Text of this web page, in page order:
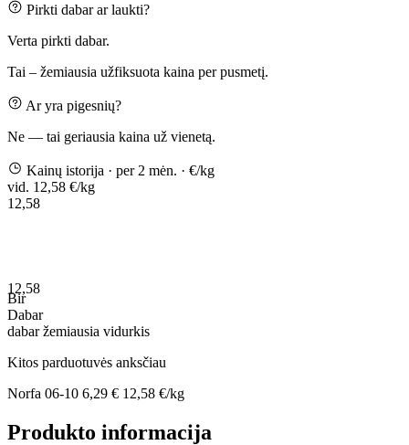
Pirkti dabar ar laukti?
Verta pirkti dabar.
Tai – žemiausia užfiksuota kaina per pusmetį.
Ar yra pigesnių?
Ne — tai geriausia kaina už vienetą.
Kainų istorija · per 2 mėn. · €/kg
vid. 12,58 €/kg
12,58
12,58
Bir
Dabar
dabaržemiausia vidurkis
Kitos parduotuvės anksčiau
Norfa 06-10 6,29 € 12,58 €/kg
Produkto informacija